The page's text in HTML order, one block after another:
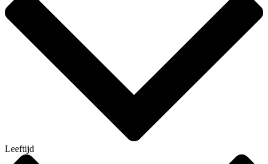
Leeftijd